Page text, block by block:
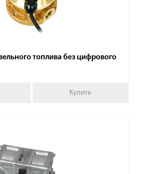
топлива без цифрового
Купить